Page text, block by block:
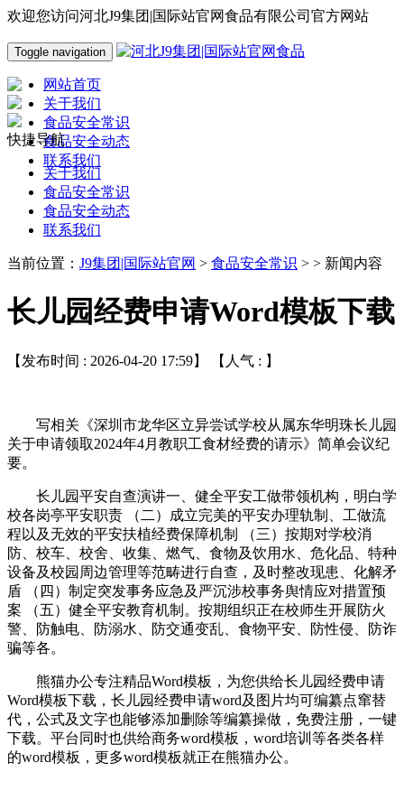
欢迎您访问河北J9集团|国际站官网食品有限公司官方网站
Toggle navigation
网站首页
关于我们
食品安全常识
食品安全动态
联系我们
快捷导航
关于我们
食品安全常识
食品安全动态
联系我们
当前位置： J9集团|国际站官网 > 食品安全常识 > > 新闻内容
长儿园经费申请Word模板下载
【发布时间 : 2026-04-20 17:59】 【人气 : 】
写相关《深圳市龙华区立异尝试学校从属东华明珠长儿园
关于申请领取2024年4月教职工食材经费的请示》简单会议纪
要。
长儿园平安自查演讲一、健全平安工做带领机构，明白学
校各岗亭平安职责 （二）成立完美的平安办理轨制、工做流
程以及无效的平安扶植经费保障机制 （三）按期对学校消
防、校车、校舍、收集、燃气、食物及饮用水、危化品、特种
设备及校园周边管理等范畴进行自查，及时整改现患、化解矛
盾 （四）制定突发事务应急及严沉涉校事务舆情应对措置预
案 （五）健全平安教育机制。按期组织正在校师生开展防火
警、防触电、防溺水、防交通变乱、食物平安、防性侵、防诈
骗等各。
熊猫办公专注精品Word模板，为您供给长儿园经费申请
Word模板下载，长儿园经费申请word及图片均可编纂点窜替
代，公式及文字也能够添加删除等编纂操做，免费注册，一键
下载。平台同时也供给商务word模板，word培训等各类各样
的word模板，更多word模板就正在熊猫办公。